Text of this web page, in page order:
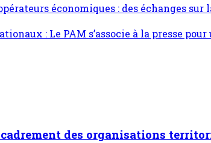
économiques : des échanges
: Le PAM s’associe à la presse
des organisations